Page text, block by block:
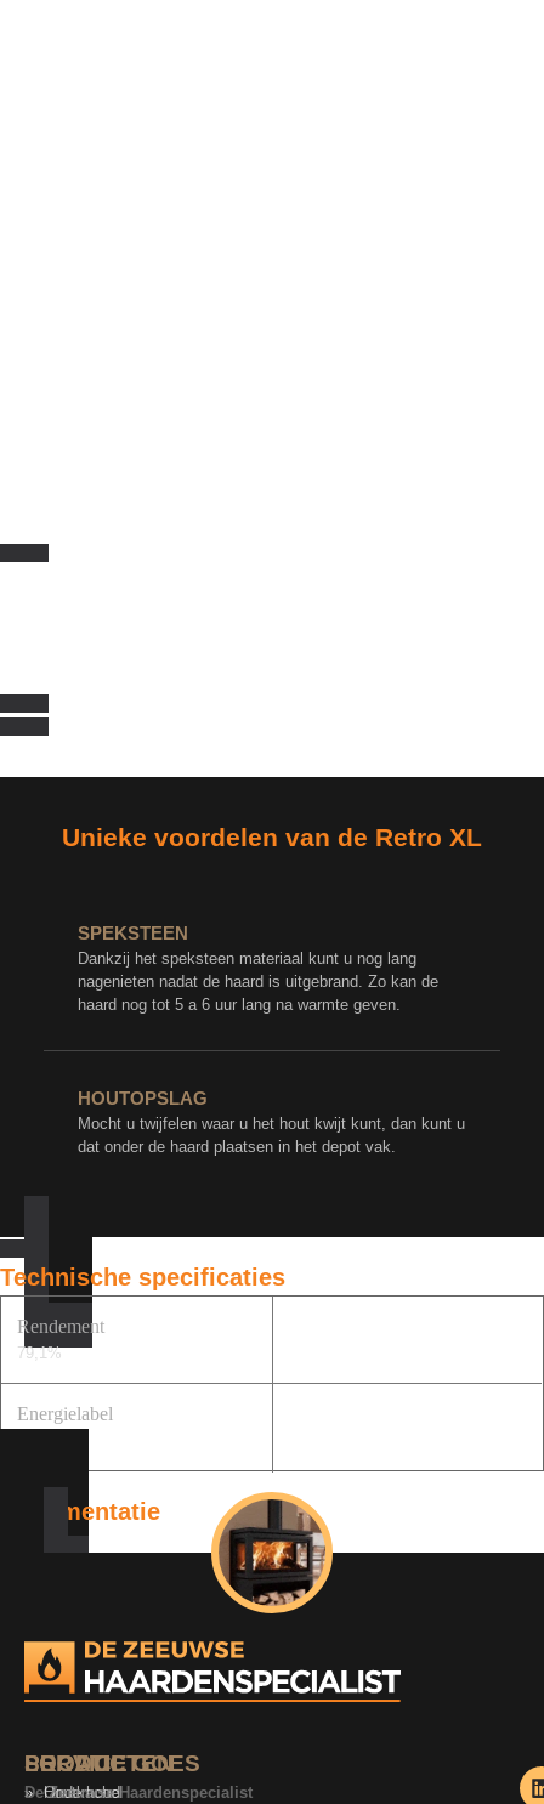
Unieke voordelen van de Retro XL
SPEKSTEEN
Dankzij het speksteen materiaal kunt u nog lang
nagenieten nadat de haard is uitgebrand. Zo kan de
haard nog tot 5 a 6 uur lang na warmte geven.
HOUTOPSLAG
Mocht u twijfelen waar u het hout kwijt kunt, dan kunt u
dat onder de haard plaatsen in het depot vak.
Technische specificaties
Rendement
79,1%
Energielabel
Documentatie
SERVICE
Onderhoud
PRODUCTEN
Houtkachel
LOCATIE GOES
De Zeeuwse Haardenspecialist